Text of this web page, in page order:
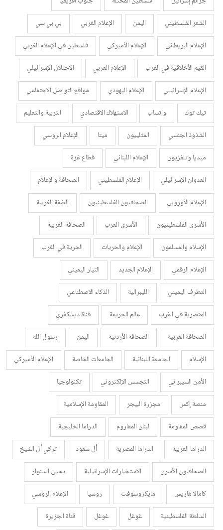
الشعر الفلسطيني
اليمن الإعلام الغربي
بي بي سي
الإعلام البريطاني
الإعلام الأميركي
فلسطين في الإعلام الغربي
القيم الأخلاقية في الغرب
الإعلام العربي
الاحتلال الإسرائيلي
الإعلام الإسرائيلي
الإعلام اليهودي
مواقع التواصل الاجتماعي
تيك توك
واتساب الاستهلاك الاقتصادي
التربية والتعليم
الشذوذ الجنسي
المثلييون ميتا
الإعلام الروسي
ميديا وتلفزيون
الإعلام اللبناني
قطاع غزة
العدوان الإسرائيلي
الإعلام الفلسطيني
الصحافة والإعلام
الإعلام الأوروبي
الصحافيون الفلسطينيون
الضفة الغربية
الأسرى الفلسطينيون
الأسرى العرب
الصحافة الغربية
الإسلام والمسلمون
الإعلام والحريات
الحرية في الغرب
الإعلام الرقمي
الإعلام الجديد
التيار اليميني
التطرف اليميني
الليبرالية
الذكاء الاصطناعي
العنصرية في الغرب
عالم الجريمة
قناة ديسكفري
الصحافة العربية
الصحافة الأردنية اليمن
رسول الله
الإسلام
الجامعة اللبنانية الجامعات الخاصة
الإعلام الأميركي
الأمن السيبراني
التجسس الإلكتروني
تكنولوجيا
منصة إكس
مجزرة البيجر
المقاومة الإسلامية
قصص المقاومة
لبنان المقاروم
الدراما الخليجية
الدراما العربية
الدراما المصرية أل سعود
تركي أل الشيخ
الصحافيون الأسرى
الاستخبارات الإسرائيلية
يحيى السنوار
كامالا هاريس
مايكروسوفت روسيا
الإعلام الروسي
السلطة الفلسطينية
غوغل غوغل قناة الجزيرة